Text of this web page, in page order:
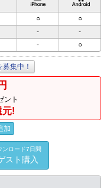
○
○
-
-
- ○
集中！
ント
元!
加
ンロード7日間
スト購入